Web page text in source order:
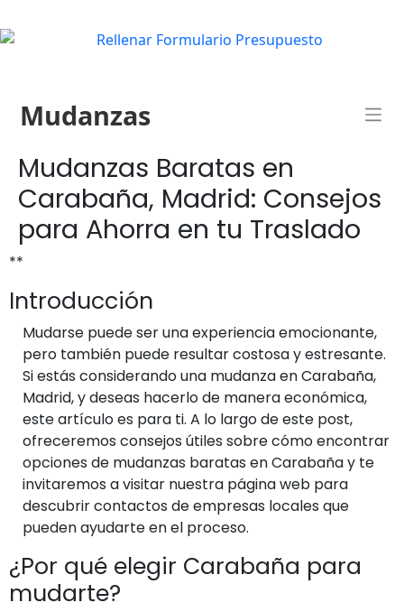
Mudanzas
Mudanzas Baratas en
Carabaña, Madrid: Consejos
para Ahorra en tu Traslado
**
Introducción
Mudarse puede ser una experiencia emocionante,
pero también puede resultar costosa y estresante.
Si estás considerando una mudanza en Carabaña,
Madrid, y deseas hacerlo de manera económica,
este artículo es para ti. A lo largo de este post,
ofreceremos consejos útiles sobre cómo encontrar
opciones de mudanzas baratas en Carabaña y te
invitaremos a visitar nuestra página web para
descubrir contactos de empresas locales que
pueden ayudarte en el proceso.
¿Por qué elegir Carabaña para
mudarte?